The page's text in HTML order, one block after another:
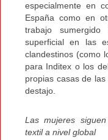
especialmente en
España como en
trabajo
superficial en las
clandestinos (como
para Inditex o los
propias casas de
destajo.
Las mujeres
textil a nivel global